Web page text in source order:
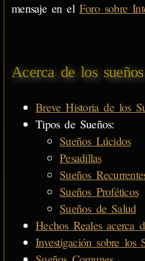
mensaje en el Foro sobre
Acerca de los sueños
Breve Historia de los
Tipos de Sueños:
Sueños Lúcidos
Pesadillas
Sueños
Sueños Proféticos
Sueños de Salud
Hechos Reales acerca
Investigación sobre los